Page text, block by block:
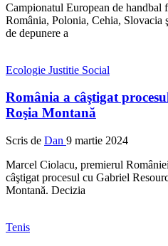
Campionatul European de
România, Polonia, Cehia, Slovacia
de depunere a
Ecologie Justitie Social
România a câştigat
Roşia Montană
Scris de Dan 9 martie 2024
Marcel Ciolacu, premierul
câştigat procesul cu Gabriel
Montană. Decizia
Tenis